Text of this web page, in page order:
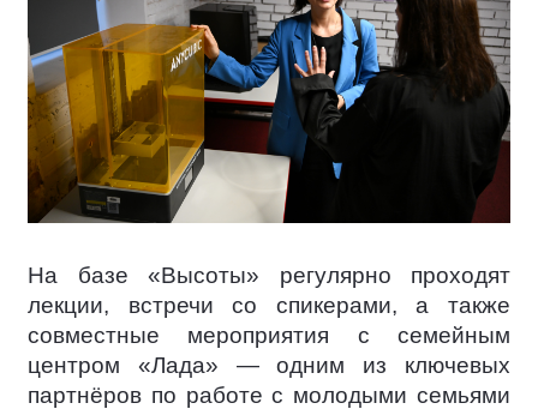
На базе «Высоты» регулярно проходят
лекции, встречи со спикерами, а также
совместные мероприятия с семейным
центром «Лада» — одним из ключевых
партнёров по работе с молодыми семьями